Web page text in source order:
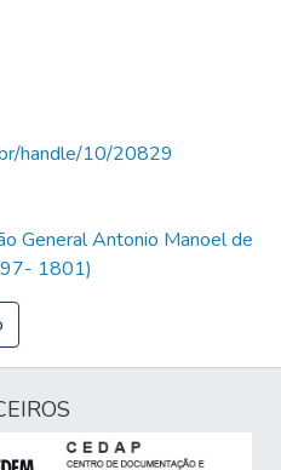
handle/10/20829
General Antonio Manoel de
1801)